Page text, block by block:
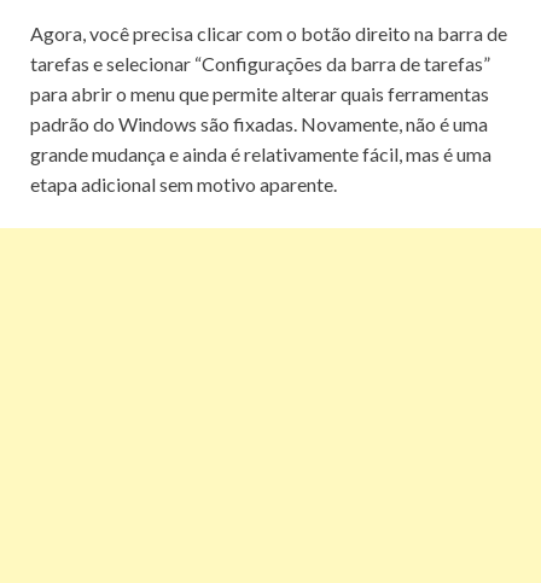
Agora, você precisa clicar com o botão direito na barra de
tarefas e selecionar “Configurações da barra de tarefas”
para abrir o menu que permite alterar quais ferramentas
padrão do Windows são fixadas. Novamente, não é uma
grande mudança e ainda é relativamente fácil, mas é uma
etapa adicional sem motivo aparente.